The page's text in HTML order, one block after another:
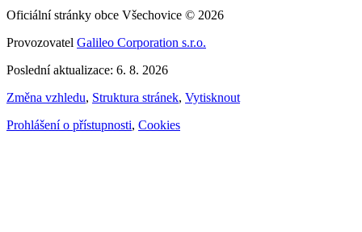
Oficiální stránky obce Všechovice © 2026
Provozovatel Galileo Corporation s.r.o.
Poslední aktualizace: 6. 8. 2026
Změna vzhledu, Struktura stránek, Vytisknout
Prohlášení o přístupnosti, Cookies